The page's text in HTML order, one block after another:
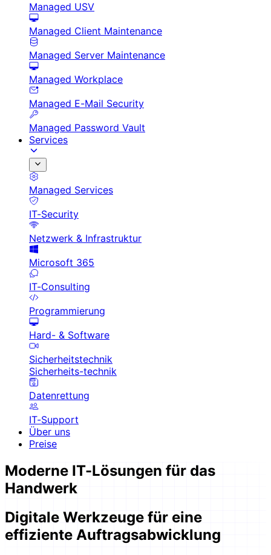
Managed USV
Managed Client Maintenance
Managed Server Maintenance
Managed Workplace
Managed E-Mail Security
Managed Password Vault
Services
Managed Services
IT-Security
Netzwerk & Infrastruktur
Microsoft 365
IT-Consulting
Programmierung
Hard- & Software
Sicherheitstechnik
Sicherheits-technik
Datenrettung
IT-Support
Über uns
Preise
Moderne IT-Lösungen für das
Handwerk
Digitale Werkzeuge für eine
effiziente Auftragsabwicklung